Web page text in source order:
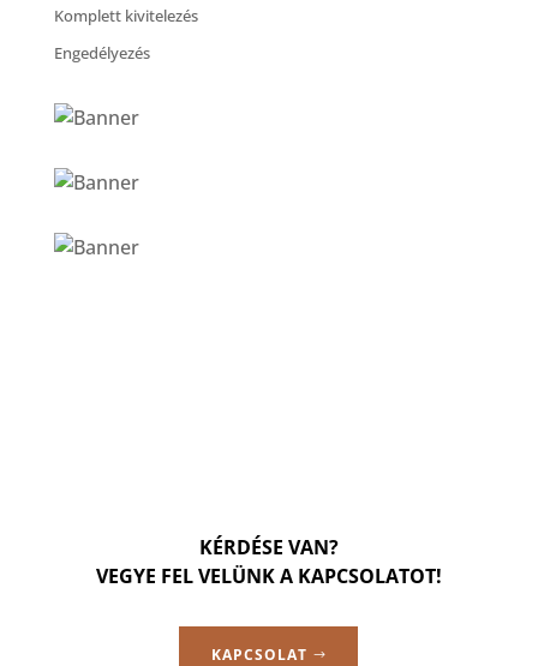
Komplett kivitelezés
Engedélyezés
KÉRDÉSE VAN?
VEGYE FEL VELÜNK A KAPCSOLATOT!
KAPCSOLAT